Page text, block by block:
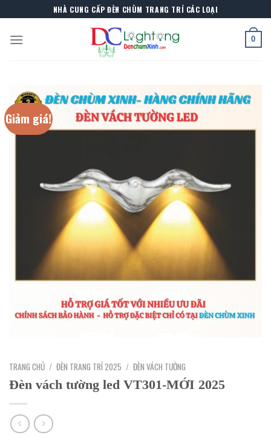
to
content
NHÀ CUNG CẤP ĐÈN CHÙM TRANG TRÍ CÁC LOẠI
0
Giảm giá!
TRANG CHỦ / ĐÈN TRANG TRÍ 2025 / ĐÈN VÁCH TƯỜNG
Đèn vách tường led VT301-MỚI 2025